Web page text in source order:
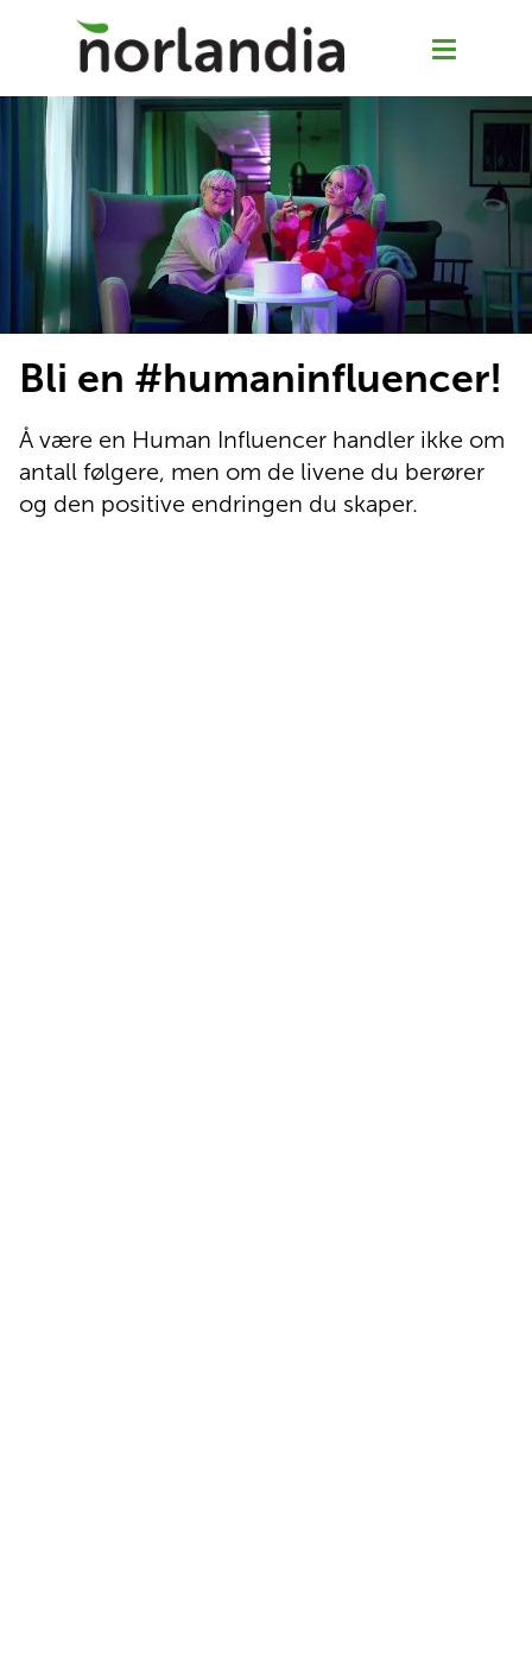
Om Norlandia sykehjem
Oksenøya sykehjem
Bjølsenhjemmet
Jobb hos oss
Bli en #humaninfluencer!
Å være en Human Influencer handler ikke om
antall følgere, men om de livene du berører
og den positive endringen du skaper.